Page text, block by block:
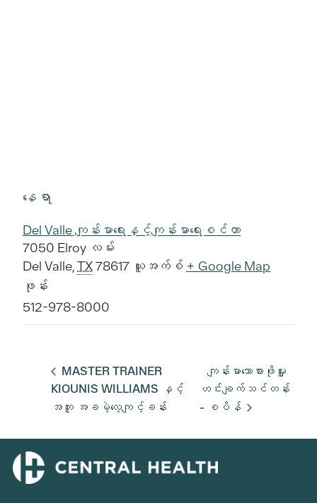
နေရာ
Del Valle ကျန်းမာရေးနှင့်ကျန်းမာရေးစင်တာ
7050 Elroy လမ်း
Del Valle,TX78617 ယူအက်စ် + Google Map
ဖုန်း
512-978-8000
MASTER TRAINER
KIOUNIS WILLIAMS နှင့်
အတူ အခမဲ့လေ့ကျင့်ခန်း
ကျန်းမာသောစားဖိုမှူး
ဟင်းချက်သင်တန်း
- စပိန်